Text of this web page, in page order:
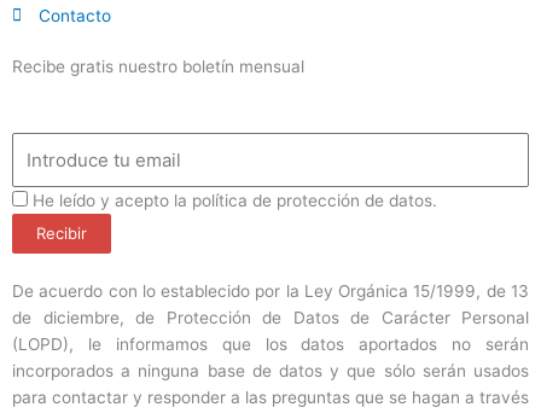
Contacto
Recibe gratis nuestro boletín mensual
ProteccionDatos
He leído y acepto la política de protección de datos.
Recibir
De acuerdo con lo establecido por la Ley Orgánica 15/1999, de 13
de diciembre, de Protección de Datos de Carácter Personal
(LOPD), le informamos que los datos aportados no serán
incorporados a ninguna base de datos y que sólo serán usados
para contactar y responder a las preguntas que se hagan a través